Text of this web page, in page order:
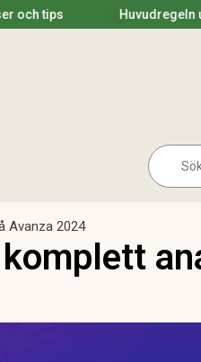
Huvudregeln utdelning
for:
Avanza 2024